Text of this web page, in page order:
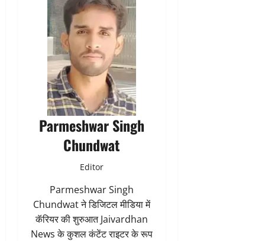
Parmeshwar Singh
Chundwat
Editor
Parmeshwar Singh
Chundwat ने डिजिटल मीडिया में
कॅरियर की शुरुआत Jaivardhan
News के कुशल कंटेंट राइटर के रूप